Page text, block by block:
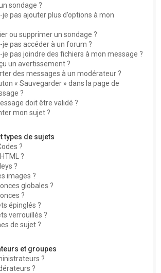
sondage ?
pas ajouter plus d’options à mon
ou supprimer un sondage ?
je pas accéder à un forum ?
je pas joindre des fichiers à mon message ?
un avertissement ?
des messages à un modérateur ?
« Sauvegarder » dans la page de
?
doit être validé ?
mon sujet ?
types de sujets
?
?
?
images ?
globales ?
?
épinglés ?
verrouillés ?
de sujet ?
et groupes
?
?